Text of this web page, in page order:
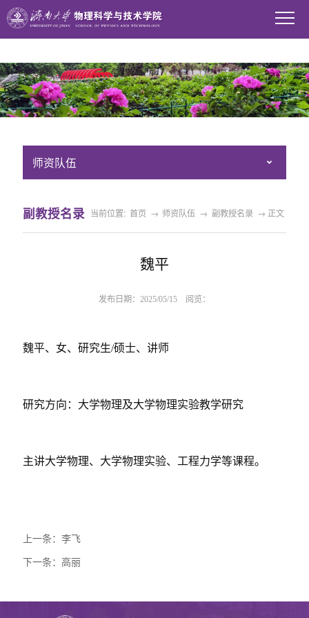
WilliamHill中文官方网站
师资队伍
副教授名录 当前位置: 首页 → 师资队伍 → 副教授名录 → 正文
魏平
发布日期：2025/05/15 阅览：
魏平、女、研究生/硕士、讲师
研究方向：大学物理及大学物理实验教学研究
主讲大学物理、大学物理实验、工程力学等课程。
上一条：李飞
下一条：高丽